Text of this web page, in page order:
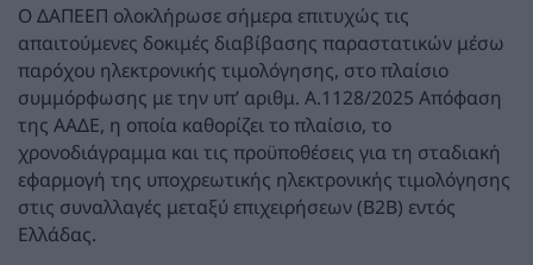
Ο ΔΑΠΕΕΠ ολοκλήρωσε σήμερα επιτυχώς τις
απαιτούμενες δοκιμές διαβίβασης παραστατικών μέσω
παρόχου ηλεκτρονικής τιμολόγησης, στο πλαίσιο
συμμόρφωσης με την υπ’ αριθμ. Α.1128/2025 Απόφαση
της ΑΑΔΕ, η οποία καθορίζει το πλαίσιο, το
χρονοδιάγραμμα και τις προϋποθέσεις για τη σταδιακή
εφαρμογή της υποχρεωτικής ηλεκτρονικής τιμολόγησης
στις συναλλαγές μεταξύ επιχειρήσεων (B2B) εντός
Ελλάδας.